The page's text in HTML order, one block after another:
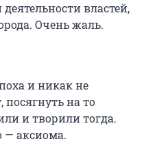
властей,
Очень жаль.
и никак не
посягнуть на то
и творили тогда.
— аксиома.